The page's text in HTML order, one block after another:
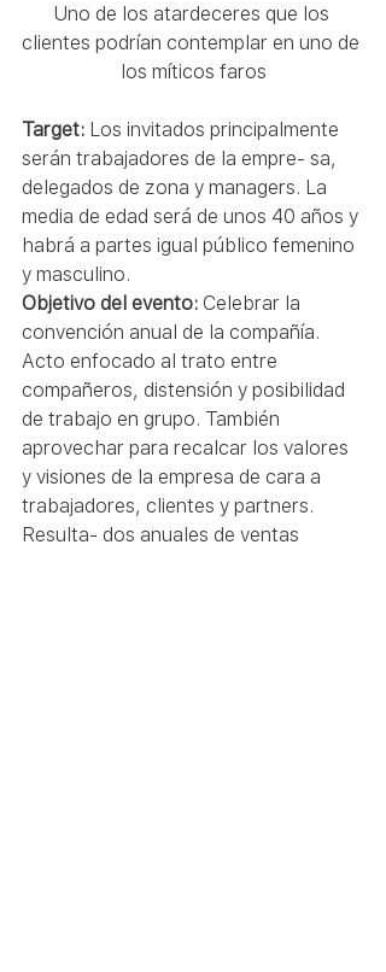
Uno de los atardeceres que los
clientes podrían contemplar en uno de
los míticos faros
Target: Los invitados principalmente
serán trabajadores de la empre- sa,
delegados de zona y managers. La
media de edad será de unos 40 años y
habrá a partes igual público femenino
y masculino.
Objetivo del evento: Celebrar la
convención anual de la compañía.
Acto enfocado al trato entre
compañeros, distensión y posibilidad
de trabajo en grupo. También
aprovechar para recalcar los valores
y visiones de la empresa de cara a
trabajadores, clientes y partners.
Resulta- dos anuales de ventas